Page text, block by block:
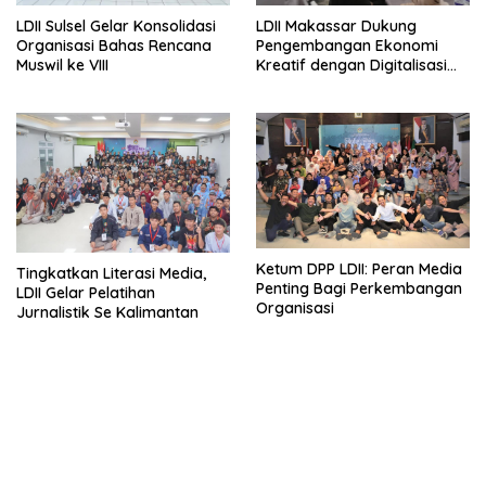
LDII Sulsel Gelar Konsolidasi
Organisasi Bahas Rencana
Muswil ke VIII
LDII Makassar Dukung
Pengembangan Ekonomi
Kreatif dengan Digitalisasi
Tingkatkan Literasi Media,
LDII Gelar Pelatihan
Jurnalistik Se Kalimantan
Ketum DPP LDII: Peran Media
Penting Bagi Perkembangan
Organisasi